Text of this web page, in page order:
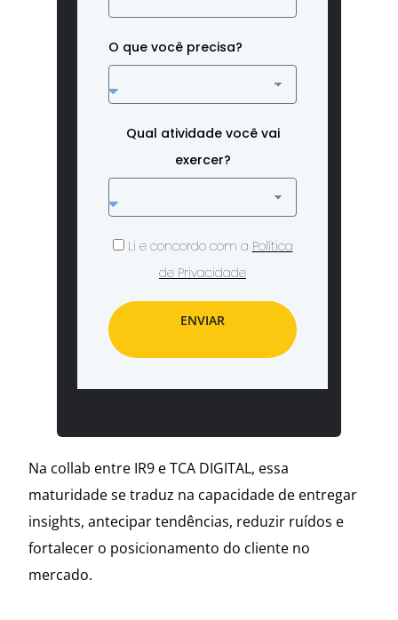
O que você precisa?
Qual atividade você vai
exercer?
Li e concordo com a Política
de Privacidade
ENVIAR
Na collab entre IR9 e TCA DIGITAL, essa
maturidade se traduz na capacidade de entregar
insights, antecipar tendências, reduzir ruídos e
fortalecer o posicionamento do cliente no
mercado.